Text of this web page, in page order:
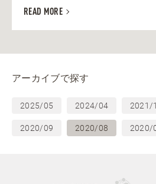
READ MORE
アーカイブで探す
2025/05 2024/04 2021/
2020/09 2020/08 2020/